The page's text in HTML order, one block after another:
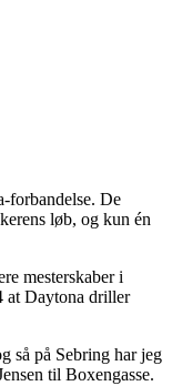
forbandelse. De
løb, og kun én
mesterskaber i
at Daytona driller
så på Sebring har jeg
til Boxengasse.